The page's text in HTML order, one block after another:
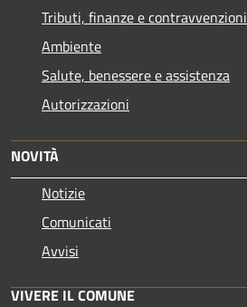
Tributi, finanze e contravvenzioni
Ambiente
Salute, benessere e assistenza
Autorizzazioni
NOVITÀ
Notizie
Comunicati
Avvisi
VIVERE IL COMUNE